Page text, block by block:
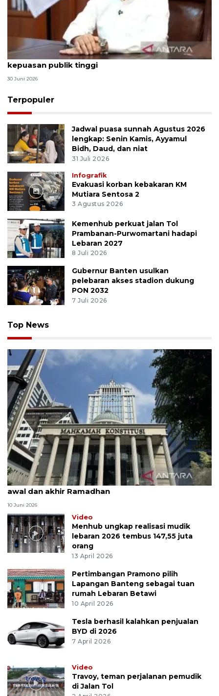
Qodari: Pemerintah tak puas diri meski tingkat
kepuasan publik tinggi
30 Juni 2026
Terpopuler
Jadwal puasa sunnah Agustus 2026
lengkap: Senin Kamis, Ayyamul
Bidh, Daud, dan niat
31 Juli 2026
Infografik
Evakuasi korban kebakaran KM
Mutiara Sentosa 2
3 Agustus 2026
Kemenhub perkuat jalan Tol
Prambanan-Purwomartani hadapi
Lebaran 2027
8 Juli 2026
Gubernur Banten usulkan
pelebaran akses stadion dukung
PON 2032
7 Juli 2026
Top News
MK uji materi UU Peradilan Agama perihal isbat
awal dan akhir Ramadhan
10 Juni 2026
Video
Menhub ungkap realisasi mudik
lebaran 2026 tembus 147,55 juta
orang
13 April 2026
Pertimbangan Pramono pilih
Lapangan Banteng sebagai tuan
rumah Lebaran Betawi
10 April 2026
Tesla berhasil kalahkan penjualan
BYD di 2026
7 April 2026
Video
Travoy, teman perjalanan pemudik
di Jalan Tol